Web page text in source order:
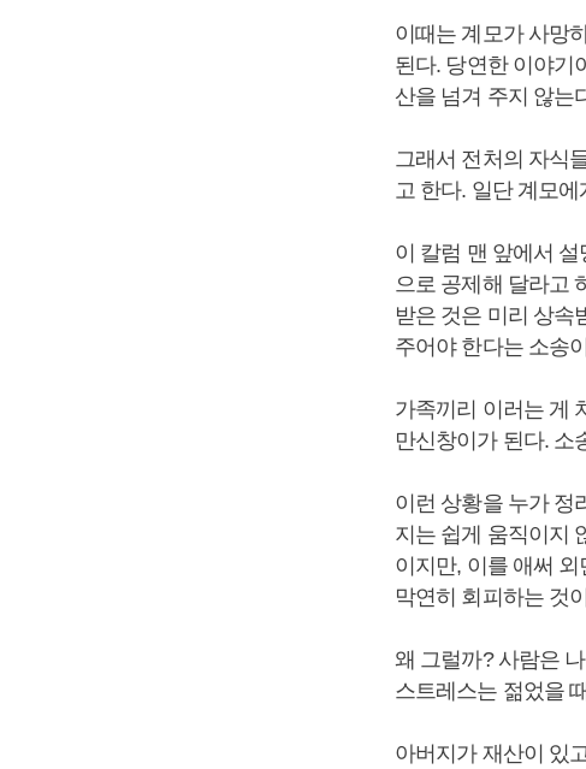
이때는 계모가 사망
된다. 당연한 이야기
산을 넘겨 주지 않는
그래서 전처의 자식
고 한다. 일단 계모
이 칼럼 맨 앞에서
으로 공제해 달라고
받은 것은 미리 상속
주어야 한다는 소송
가족끼리 이러는 게
만신창이가 된다. 소
이런 상황을 누가 정
지는 쉽게 움직이지
이지만, 이를 애써
막연히 회피하는 것
왜 그럴까? 사람은
스트레스는 젊었을
아버지가 재산이 있